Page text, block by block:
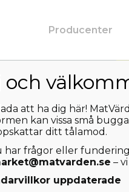
Producenter
eller din e-
och
att ha dig här!
kan vissa små
ditt tålamod.
har frågor eller
–
uppdaterade